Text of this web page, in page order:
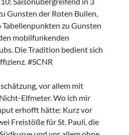
Gunsten der Roten Bullen,
zu Gunsten
mobilfunkenden
Die Tradition bedient sich
#SCNR
vor allem mit
Elfmeter. Wo ich mir
erhofft hätte: Kurz vor
Freistöße für St. Pauli, die